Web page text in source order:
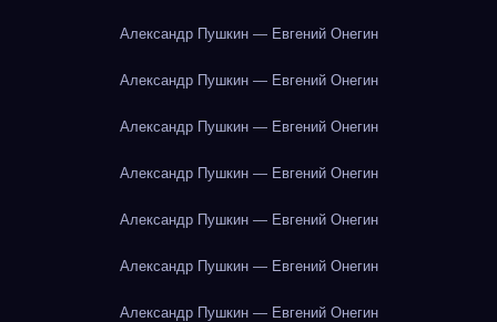
Александр Пушкин — Евгений Онегин
Александр Пушкин — Евгений Онегин
Александр Пушкин — Евгений Онегин
Александр Пушкин — Евгений Онегин
Александр Пушкин — Евгений Онегин
Александр Пушкин — Евгений Онегин
Александр Пушкин — Евгений Онегин